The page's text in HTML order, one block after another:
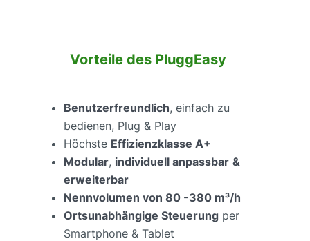
Vorteile des PluggEasy
Benutzerfreundlich, einfach zu
bedienen, Plug & Play
Höchste Effizienzklasse A+
Modular, individuell anpassbar &
erweiterbar
Nennvolumen von 80 -380 m³/h
Ortsunabhängige Steuerung per
Smartphone & Tablet